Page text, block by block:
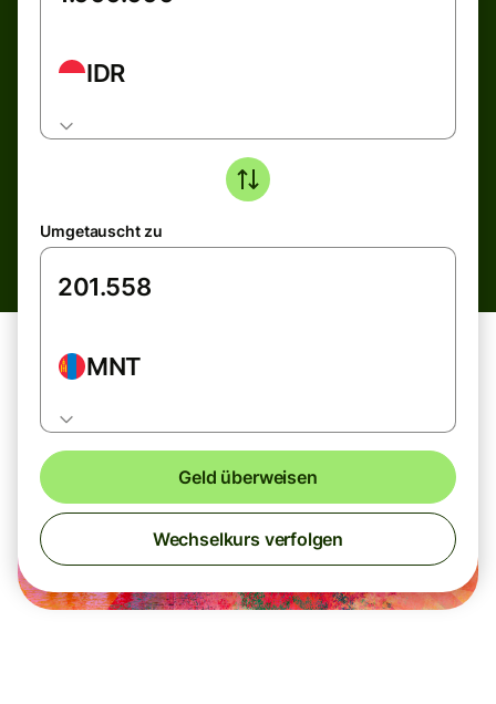
IDR
Umgetauscht zu
MNT
Geld überweisen
Wechselkurs verfolgen